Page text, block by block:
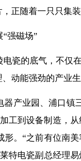
正随着一只只集
强磁场”
瓷的底气，不仅
动能强劲的产业
产业园、浦口镇
工到设备制造，
。“之前有位南
特电瓷副总经理